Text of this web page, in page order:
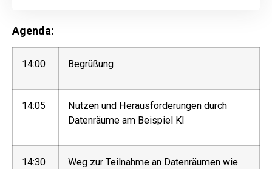
Agenda:
14:00 Begrüßung
14:05
Nutzen und Herausforderungen durch
Datenräume am Beispiel KI
14:30
Weg zur Teilnahme an Datenräumen wie